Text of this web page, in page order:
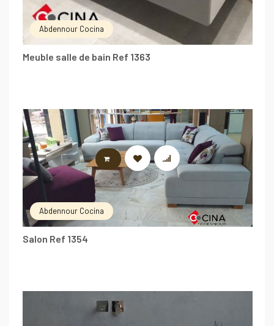
Abdennour Cocina
Meuble salle de bain Ref 1363
Abdennour Cocina
Salon Ref 1354
LIRE LA SUITE